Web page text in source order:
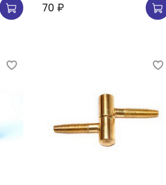
70 ₽